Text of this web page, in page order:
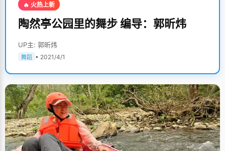
🔥 火热上新
陶然亭公园里的舞步 编导：郭昕炜
UP主: 郭昕炜
舞蹈 • 2021/4/1